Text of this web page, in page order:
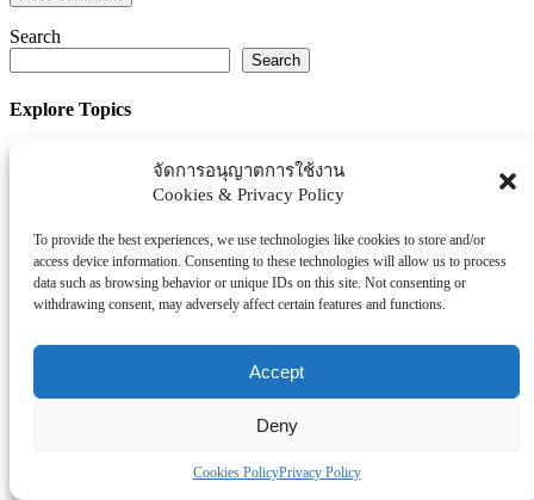
จัดการอนุญาตการใช้งาน
Cookies & Privacy Policy
To provide the best experiences, we use technologies like cookies to store and/or
access device information. Consenting to these technologies will allow us to process
data such as browsing behavior or unique IDs on this site. Not consenting or
withdrawing consent, may adversely affect certain features and functions.
Accept
Deny
Cookies PolicyPrivacy Policy
Search
Search
Explore Topics
Uncategorized
ธุรกิจ/ประกัน/การเงิน
บันเทิง/กีฬา
ภาครัฐ/ราชการ
โรงพยบาล/สุขภาพ/ความงาม